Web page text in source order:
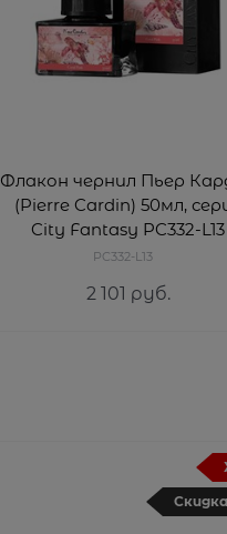
Флакон чернил Пьер
(Pierre Cardin) 50мл,
City Fantasy PC332-L13
PC332-L13
2 101 руб.
Скидка